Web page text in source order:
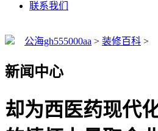
联系我们
公海gh555000aa > 装修百科 >
新闻中心
却为西医药现代